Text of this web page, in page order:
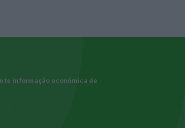
informação económica de